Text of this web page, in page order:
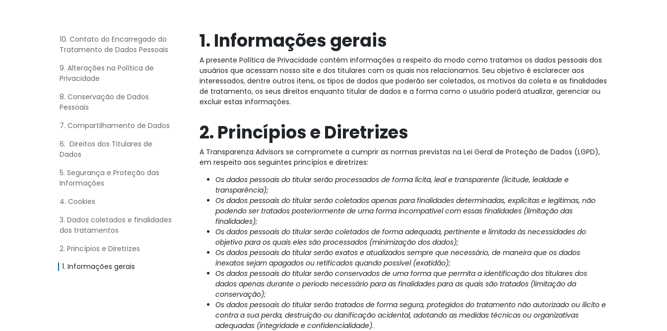
10. Contato do Encarregado do
Tratamento de Dados Pessoais
9. Alterações na Política de
Privacidade
8. Conservação de Dados
Pessoais
7. Compartilhamento de Dados
6. Direitos dos Titulares de
Dados
5. Segurança e Proteção das
Informações
4. Cookies
3. Dados coletados e finalidades
dos tratamentos
2. Princípios e Diretrizes
1. Informações gerais
1. Informações gerais
A presente Política de Privacidade contém informações a respeito do modo como tratamos os dados pessoais dos
usuários que acessam nosso site e dos titulares com os quais nos relacionamos. Seu objetivo é esclarecer aos
interessados, dentre outros itens, os tipos de dados que poderão ser coletados, os motivos da coleta e as finalidades
de tratamento, os seus direitos enquanto titular de dados e a forma como o usuário poderá atualizar, gerenciar ou
excluir estas informações.
2. Princípios e Diretrizes
A Transparenza Advisors se compromete a cumprir as normas previstas na Lei Geral de Proteção de Dados (LGPD),
em respeito aos seguintes princípios e diretrizes:
Os dados pessoais do titular serão processados de forma lícita, leal e transparente (licitude, lealdade e
transparência);
Os dados pessoais do titular serão coletados apenas para finalidades determinadas, explícitas e legítimas, não
podendo ser tratados posteriormente de uma forma incompatível com essas finalidades (limitação das
finalidades);
Os dados pessoais do titular serão coletados de forma adequada, pertinente e limitada às necessidades do
objetivo para os quais eles são processados (minimização dos dados);
Os dados pessoais do titular serão exatos e atualizados sempre que necessário, de maneira que os dados
inexatos sejam apagados ou retificados quando possível (exatidão);
Os dados pessoais do titular serão conservados de uma forma que permita a identificação dos titulares dos
dados apenas durante o período necessário para as finalidades para as quais são tratados (limitação da
conservação);
Os dados pessoais do titular serão tratados de forma segura, protegidos do tratamento não autorizado ou ilícito e
contra a sua perda, destruição ou danificação acidental, adotando as medidas técnicas ou organizativas
adequadas (integridade e confidencialidade).